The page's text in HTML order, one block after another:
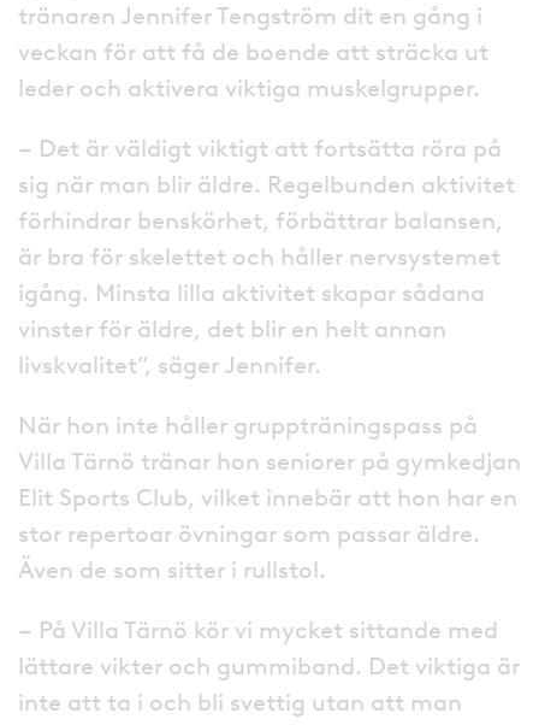
tränaren Jennifer Tengström dit en gång i
veckan för att få de boende att sträcka ut
leder och aktivera viktiga muskelgrupper.
– Det är väldigt viktigt att fortsätta röra på
sig när man blir äldre. Regelbunden aktivitet
förhindrar benskörhet, förbättrar balansen,
är bra för skelettet och håller nervsystemet
igång. Minsta lilla aktivitet skapar sådana
vinster för äldre, det blir en helt annan
livskvalitet”, säger Jennifer.
När hon inte håller gruppträningspass på
Villa Tärnö tränar hon seniorer på gymkedjan
Elit Sports Club, vilket innebär att hon har en
stor repertoar övningar som passar äldre.
Även de som sitter i rullstol.
– På Villa Tärnö kör vi mycket sittande med
lättare vikter och gummiband. Det viktiga är
inte att ta i och bli svettig utan att man